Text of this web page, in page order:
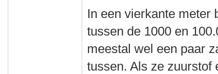
In een vierkante meter
tussen de 1000 en
meestal wel een paar
tussen. Als ze zuurstof